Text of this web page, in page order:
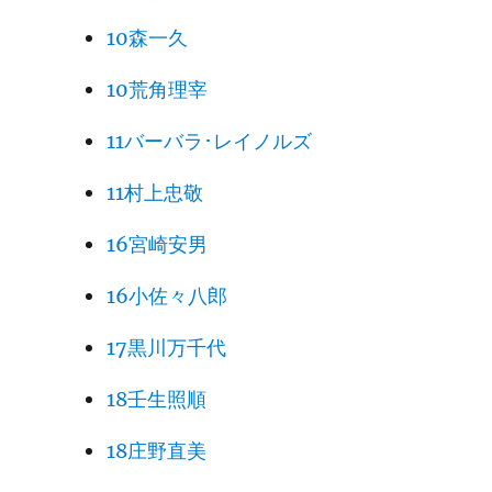
10森一久
10荒角理宰
11バーバラ･レイノルズ
11村上忠敬
16宮崎安男
16小佐々八郎
17黒川万千代
18壬生照順
18庄野直美